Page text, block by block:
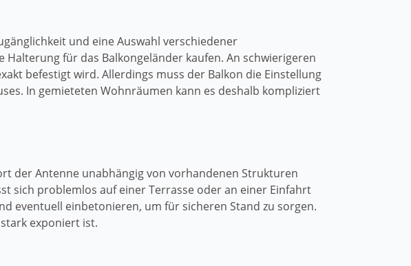
und eine Auswahl verschiedener
für das Balkongeländer kaufen. An schwierigeren
befestigt wird. Allerdings muss der Balkon die Einstellung
In gemieteten Wohnräumen kann es deshalb kompliziert
der Antenne unabhängig von vorhandenen Strukturen
sich problemlos auf einer Terrasse oder an einer Einfahrt
eventuell einbetonieren, um für sicheren Stand zu sorgen.
exponiert ist.